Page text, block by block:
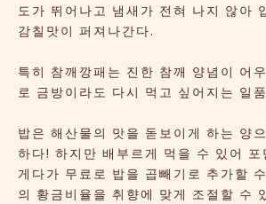
도가 뛰어나고 냄새가 전혀 나지 않아
감칠맛이 퍼져나간다.
특히 참깨깡패는 진한 참깨 양념이 어
로 금방이라도 다시 먹고 싶어지는 일
밥은 해산물의 맛을 돋보이게 하는 양
하다! 하지만 배부르게 먹을 수 있어 포
게다가 무료로 밥을 곱빼기로 추가할
의 황금비율을 취향에 맞게 조절할 수